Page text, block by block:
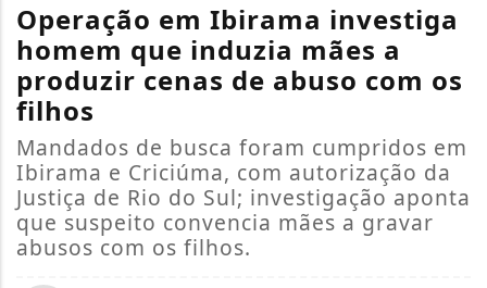
Operação em Ibirama investiga
homem que induzia mães a
produzir cenas de abuso com os
filhos
Mandados de busca foram cumpridos em
Ibirama e Criciúma, com autorização da
Justiça de Rio do Sul; investigação aponta
que suspeito convencia mães a gravar
abusos com os filhos.